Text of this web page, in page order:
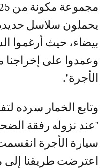
يحملون سلاسل
بيضاء، حيث أرغموا
وعمدوا على
الأجرة".
وتابع الخمار سرده
"عند نزوله رفقة
سيارة الأجرة
اعترضت طريقنا